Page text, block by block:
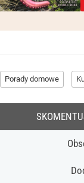
Porady domowe